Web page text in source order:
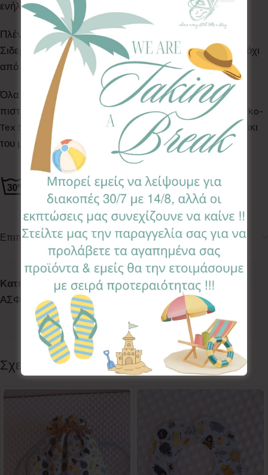
ενήλικα!
Πλένονται στο πλυντήριο ρούχων στους 30°C.
Σιδερώνονται μόνο από την πλευρά του υφάσματος & όχι
από το minky. Σιδέρωμα χωρίς ατμό.
Όλα τα Υφάσματα της συλλογής μας είναι ελεγμένα &
πιστοποιημένα για βλαβερές ουσίες σύμφωνα με το Oeko-
Tex Standard 100, κατάλληλα για το ευαίσθητο δερματάκι
του μωρού σας.
Επιπλέον πληροφορίες
Κωδικός προϊόντος: BPL-JS
Κατηγορίες: LETS WALK, ΠΡΟΣΤΑΤΕΥΤΙΚΑ ΖΩΝΗΣ
ΑΣΦΑΛΕΙΑΣ
Ετικέτα:
Jurassic
Follow:
Σχετικά προϊόντα